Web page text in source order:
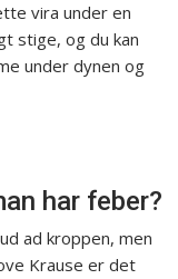
vira under en
stige, og du kan
under dynen og
har feber?
ad kroppen, men
Krause er det